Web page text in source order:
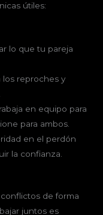
útiles:
lo que tu pareja
reproches y
en equipo para
para ambos.
en el perdón
la confianza.
de forma
juntos es